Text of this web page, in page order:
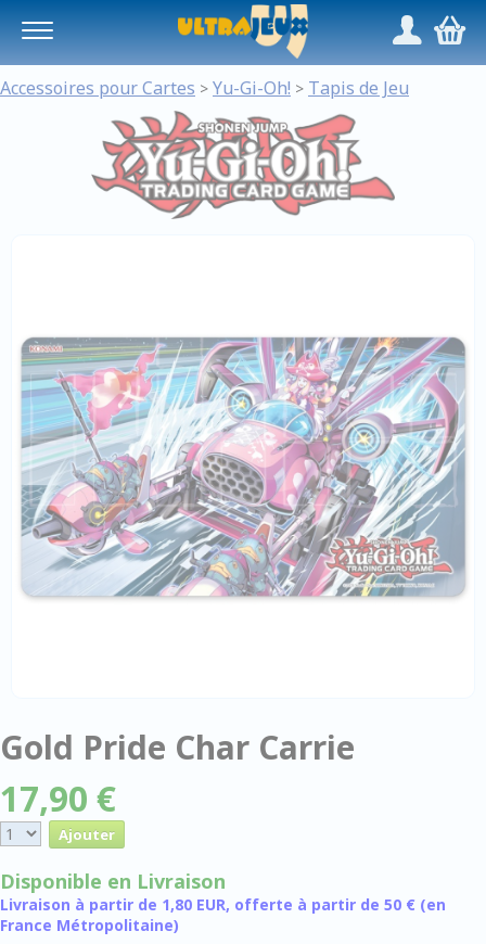
/,
Accessoires pour Cartes > Yu-Gi-Oh! > Tapis de Jeu
Gold Pride Char Carrie
17,90 €
Disponible en Livraison
Livraison à partir de 1,80 EUR, offerte à partir de 50 € (en
France Métropolitaine)